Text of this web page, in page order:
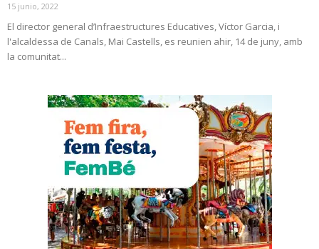
15 junio, 2022
El director general d’Infraestructures Educatives, Víctor Garcia, i
l'alcaldessa de Canals, Mai Castells, es reunien ahir, 14 de juny, amb
la comunitat...